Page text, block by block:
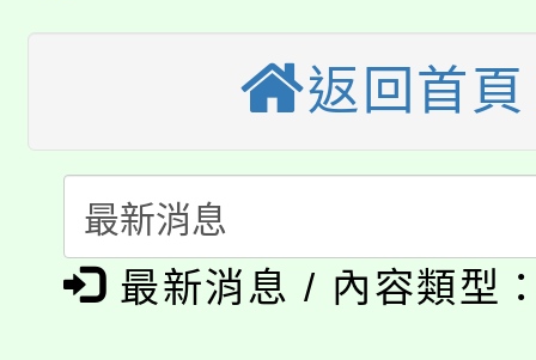
《TA101》溝通分析基
程，歡迎學生輔導中心
心理、諮商輔導、社會
系所師生報名參加。
轉知苗栗縣政府辦理
縣市「校園短影音徵
門員」簡章及活動海報
踴躍報名參加。
桃園市115學年度學生
要點
「桃園市補助參觀特色
展演活動實施計畫」
115年度「教育部表揚
義教育推展貢獻獎」
公告本校115學年度第
返回首頁
最新消息 / 內容類型